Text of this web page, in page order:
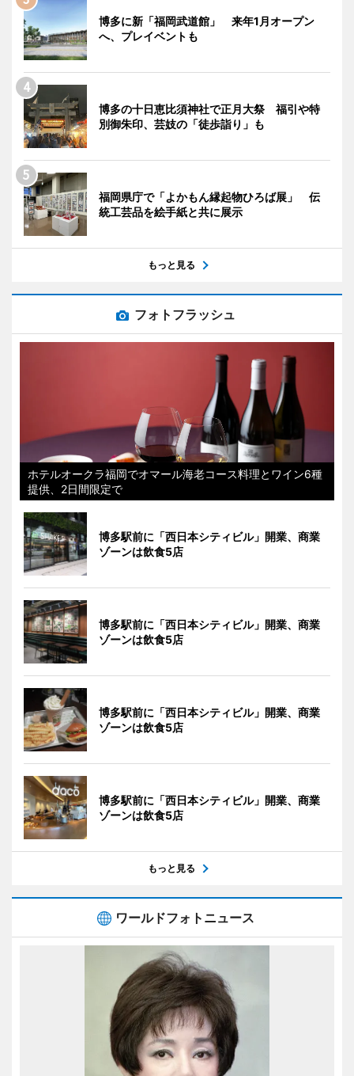
博多に新「福岡武道館」 来年1月オープン
へ、プレイベントも
博多の十日恵比須神社で正月大祭 福引や特
別御朱印、芸妓の「徒歩詣り」も
福岡県庁で「よかもん縁起物ひろば展」 伝
統工芸品を絵手紙と共に展示
もっと見る
フォトフラッシュ
ホテルオークラ福岡でオマール海老コース料理とワイン6種
提供、2日間限定で
博多駅前に「西日本シティビル」開業、商業
ゾーンは飲食5店
博多駅前に「西日本シティビル」開業、商業
ゾーンは飲食5店
博多駅前に「西日本シティビル」開業、商業
ゾーンは飲食5店
博多駅前に「西日本シティビル」開業、商業
ゾーンは飲食5店
もっと見る
ワールドフォトニュース